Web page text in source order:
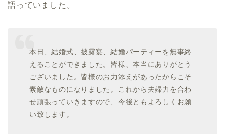
語っていました。
本日、結婚式、披露宴、結婚パーティーを無事終
えることができました。皆様、本当にありがとう
ございました。皆様のお力添えがあったからこそ
素敵なものになりました。これから夫婦力を合わ
せ頑張っていきますので、今後ともよろしくお願
い致します。